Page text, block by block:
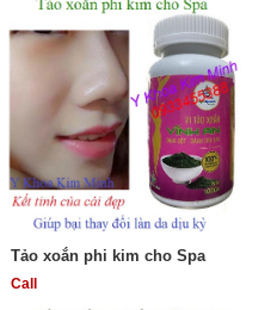
Tảo xoắn phi kim cho Spa
Call